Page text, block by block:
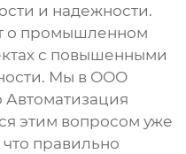
и надежности.
о промышленном
с повышенными
Мы в ООО
этим вопросом уже
что правильно